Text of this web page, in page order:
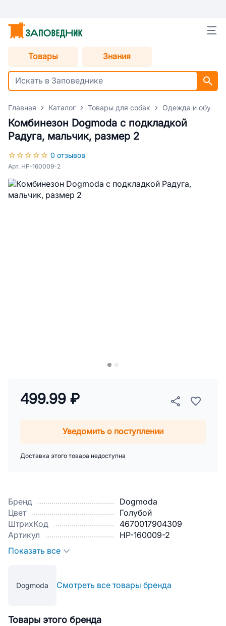
Товары Знания
Главная Каталог Товары для собак Одежда и обувь
Комбинезон Dogmoda с подкладкой
Радуга, мальчик, размер 2
0 отзывов
Арт. HP-160009-2
Бренд
Dogmoda
Цвет
Голубой
ШтрихКод
4670017904309
Артикул
HP-160009-2
Показать все
Dogmoda Смотреть все товары бренда
499.99 ₽
Уведомить о поступлении
Доставка этого товара недоступна
Товары этого бренда